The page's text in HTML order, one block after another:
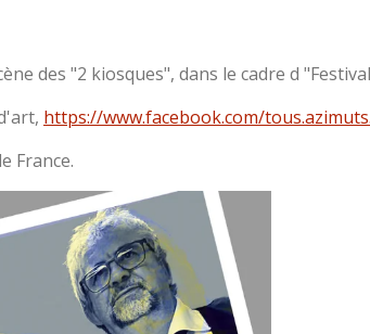
des "2 kiosques", dans le cadre d
https://www.facebook.com/
France.